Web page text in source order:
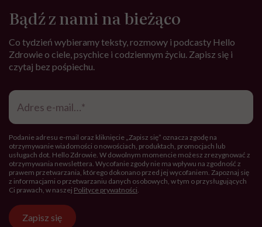
podwyższa temperaturę, zazwyczaj jednak nie
dochodzi do pocenia się. Przy umiarkowanej
intensywności treningu oddech przyspiesza, w trakcie
rozmowy pojawiałyby się już przerywniki, zauważalna
stałaby się lekka zadyszka i nie byłoby takiej swobody
mówienia, ale nadal moglibyśmy kontynuować
rozmowę. Poza tym pojawiłyby się na skórze krople
potu, odczulibyśmy, że temperatura ciała wzrosła.
Podczas wysiłku o wysokiej intensywności rozmowa
jest niemożliwa do utrzymania, oddech jest wyraźnie
przyspieszony, jest nam gorąco, a ciało zaczyna się
intensywnie pocić.